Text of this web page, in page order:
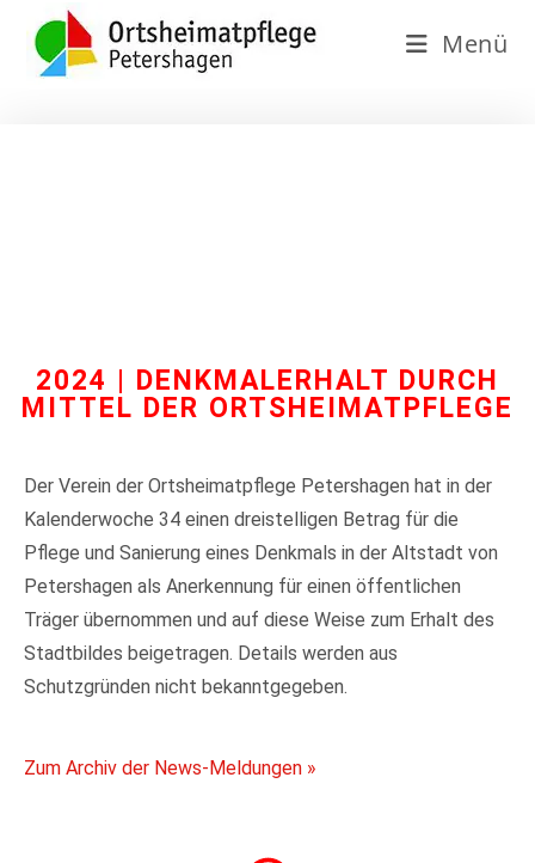
Menü
2024 | DENKMALERHALT DURCH
MITTEL DER ORTSHEIMATPFLEGE
Der Verein der Ortsheimatpflege Petershagen hat in der
Kalenderwoche 34 einen dreistelligen Betrag für die
Pflege und Sanierung eines Denkmals in der Altstadt von
Petershagen als Anerkennung für einen öffentlichen
Träger übernommen und auf diese Weise zum Erhalt des
Stadtbildes beigetragen. Details werden aus
Schutzgründen nicht bekanntgegeben.
Zum Archiv der News-Meldungen »